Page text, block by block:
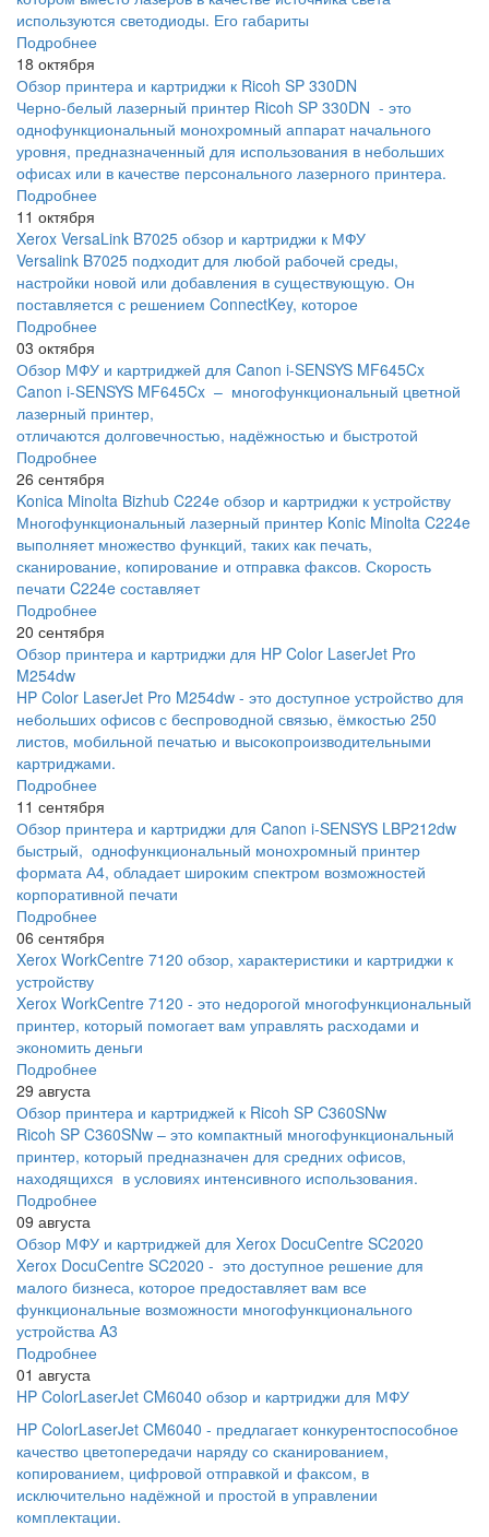
используются светодиоды. Его габариты
Подробнее
18 октября
Обзор принтера и картриджи к Ricoh SP 330DN
Черно-белый лазерный принтер Ricoh SP 330DN - это
однофункциональный монохромный аппарат начального
уровня, предназначенный для использования в небольших
офисах или в качестве персонального лазерного принтера.
Подробнее
11 октября
Xerox VersaLink B7025 обзор и картриджи к МФУ
Versalink B7025 подходит для любой рабочей среды,
настройки новой или добавления в существующую. Он
поставляется с решением ConnectKey, которое
Подробнее
03 октября
Обзор МФУ и картриджей для Canon i-SENSYS MF645Cx
Canon i-SENSYS MF645Cx – многофункциональный цветной
лазерный принтер,
отличаются долговечностью, надёжностью и быстротой
Подробнее
26 сентября
Konica Minolta Bizhub C224e обзор и картриджи к устройству
Многофункциональный лазерный принтер Konic Minolta C224e
выполняет множество функций, таких как печать,
сканирование, копирование и отправка факсов. Скорость
печати C224e составляет
Подробнее
20 сентября
Обзор принтера и картриджи для HP Color LaserJet Pro
M254dw
HP Color LaserJet Pro M254dw - это доступное устройство для
небольших офисов с беспроводной связью, ёмкостью 250
листов, мобильной печатью и высокопроизводительными
картриджами.
Подробнее
11 сентября
Обзор принтера и картриджи для Canon i-SENSYS LBP212dw
быстрый, однофункциональный монохромный принтер
формата А4, обладает широким спектром возможностей
корпоративной печати
Подробнее
06 сентября
Xerox WorkCentre 7120 обзор, характеристики и картриджи к
устройству
Xerox WorkCentre 7120 - это недорогой многофункциональный
принтер, который помогает вам управлять расходами и
экономить деньги
Подробнее
29 августа
Обзор принтера и картриджей к Ricoh SP C360SNw
Ricoh SP C360SNw – это компактный многофункциональный
принтер, который предназначен для средних офисов,
находящихся в условиях интенсивного использования.
Подробнее
09 августа
Обзор МФУ и картриджей для Xerox DocuCentre SC2020
Xerox DocuCentre SC2020 - это доступное решение для
малого бизнеса, которое предоставляет вам все
функциональные возможности многофункционального
устройства A3
Подробнее
01 августа
HP ColorLaserJet CM6040 обзор и картриджи для МФУ
HP ColorLaserJet CM6040 - предлагает конкурентоспособное
качество цветопередачи наряду со сканированием,
копированием, цифровой отправкой и факсом, в
исключительно надёжной и простой в управлении
комплектации.